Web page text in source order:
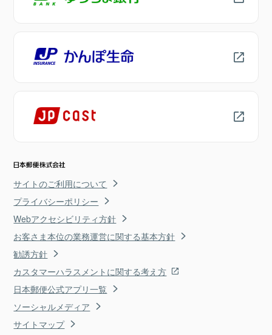
サイトのご利用について
プライバシーポリシー
Webアクセシビリティ方針
お客さま本位の業務運営に関する基本方針
勧誘方針
カスタマーハラスメントに関する考え方
日本郵便公式アプリ一覧
ソーシャルメディア
サイトマップ